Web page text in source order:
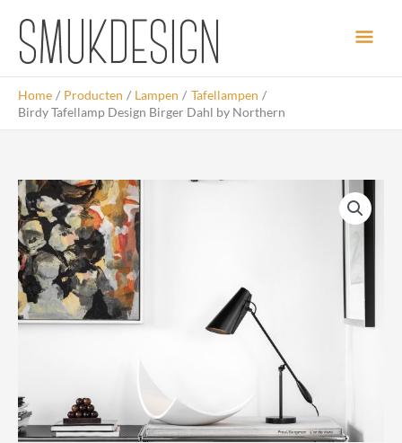
inhoud
Home Producten Lampen
Tafellampen
Birdy Tafellamp Design Birger Dahl by Northern